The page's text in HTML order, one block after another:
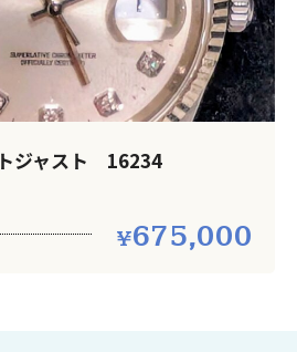
ジャスト 16234
675,000